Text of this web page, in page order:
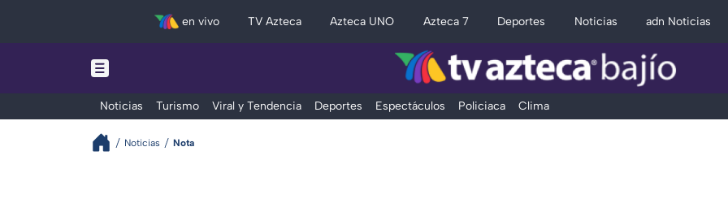
en vivo TV Azteca Azteca UNO Azteca 7 Deportes Noticias adn Noticias
Noticias Turismo Viral y Tendencia Deportes Espectáculos Policiaca Clima
Noticias Nota